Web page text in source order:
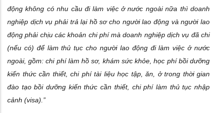
động không có nhu cầu đi làm việc ở nước ngoài nữa thì doanh
nghiệp dịch vụ phải trả lại hồ sơ cho người lao động và người lao
động phải chịu các khoản chi phí mà doanh nghiệp dịch vụ đã chi
(nếu có) để làm thủ tục cho người lao động đi làm việc ở nước
ngoài, gồm: chi phí làm hồ sơ, khám sức khỏe, học phí bồi dưỡng
kiến thức cần thiết, chi phí tài liệu học tập, ăn, ở trong thời gian
đào tạo bồi dưỡng kiến thức cần thiết, chi phí làm thủ tục nhập
cảnh (visa).”